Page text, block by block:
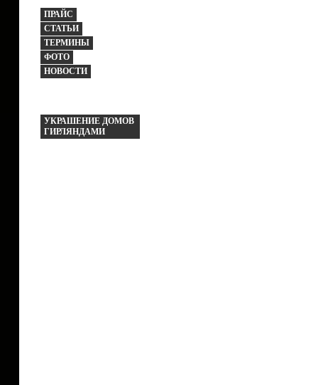
ПРАЙС
СТАТЬИ
ТЕРМИНЫ
ФОТО
НОВОСТИ
УКРАШЕНИЕ ДОМОВ
ГИРЛЯНДАМИ